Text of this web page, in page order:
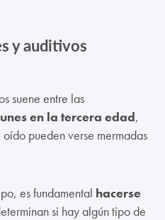
y auditivos
suene entre las
en la tercera edad,
pueden verse mermadas
es fundamental hacerse
si hay algún tipo de